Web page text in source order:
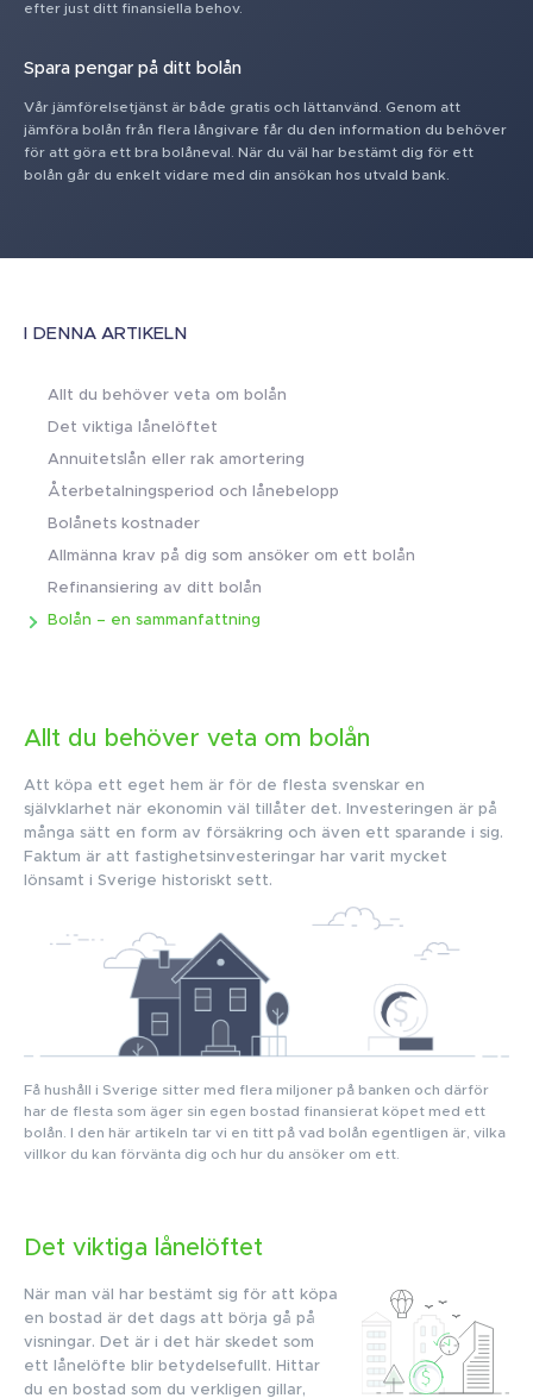
efter just ditt finansiella behov.
Spara pengar på ditt bolån
Vår jämförelsetjänst är både gratis och lättanvänd. Genom att
jämföra bolån från flera långivare får du den information du behöver
för att göra ett bra bolåneval. När du väl har bestämt dig för ett
bolån går du enkelt vidare med din ansökan hos utvald bank.
I DENNA ARTIKELN
Allt du behöver veta om bolån
Det viktiga lånelöftet
Annuitetslån eller rak amortering
Återbetalningsperiod och lånebelopp
Bolånets kostnader
Allmänna krav på dig som ansöker om ett bolån
Refinansiering av ditt bolån
Bolån – en sammanfattning
Allt du behöver veta om bolån
Att köpa ett eget hem är för de flesta svenskar en
självklarhet när ekonomin väl tillåter det. Investeringen är på
många sätt en form av försäkring och även ett sparande i sig.
Faktum är att fastighetsinvesteringar har varit mycket
lönsamt i Sverige historiskt sett.
Få hushåll i Sverige sitter med flera miljoner på banken och därför
har de flesta som äger sin egen bostad finansierat köpet med ett
bolån. I den här artikeln tar vi en titt på vad bolån egentligen är, vilka
villkor du kan förvänta dig och hur du ansöker om ett.
Det viktiga lånelöftet
När man väl har bestämt sig för att köpa
en bostad är det dags att börja gå på
visningar. Det är i det här skedet som
ett lånelöfte blir betydelsefullt. Hittar
du en bostad som du verkligen gillar,